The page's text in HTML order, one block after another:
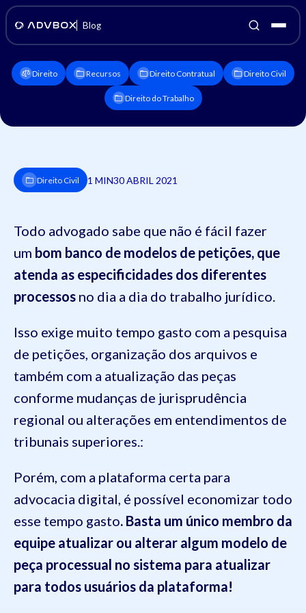
Blog
Direito Recursos Direito Contratual Direito Civil
Direito do Trabalho
Direito Civil 1 MIN30 ABRIL 2021
Todo advogado sabe que não é fácil fazer
um bom banco de modelos de petições, que
atenda as especificidades dos diferentes
processos no dia a dia do trabalho jurídico.
Isso exige muito tempo gasto com a pesquisa
de petições, organização dos arquivos e
também com a atualização das peças
conforme mudanças de jurisprudência
regional ou alterações em entendimentos de
tribunais superiores.:
Porém, com a plataforma certa para
advocacia digital, é possível economizar todo
esse tempo gasto. Basta um único membro da
equipe atualizar ou alterar algum modelo de
peça processual no sistema para atualizar
para todos usuários da plataforma!